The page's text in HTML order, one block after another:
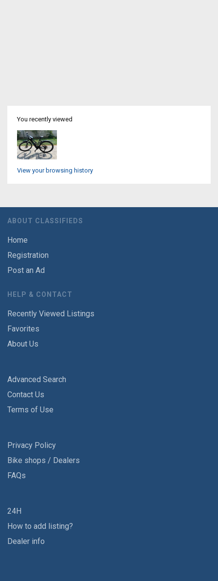
You recently viewed
View your browsing history
ABOUT CLASSIFIEDS
Home
Registration
Post an Ad
HELP & CONTACT
Recently Viewed Listings
Favorites
About Us
Advanced Search
Contact Us
Terms of Use
Privacy Policy
Bike shops / Dealers
FAQs
24H
How to add listing?
Dealer info